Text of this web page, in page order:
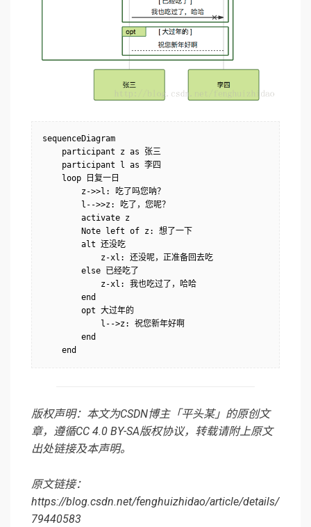
sequenceDiagram
    participant z as 张三
    participant l as 李四
    loop 日复一日
        z->>l: 吃了吗您呐？
        l-->>z: 吃了，您呢？
        activate z
        Note left of z: 想了一下
        alt 还没吃
            z-xl: 还没呢，正准备回去吃
        else 已经吃了
            z-xl: 我也吃过了，哈哈
        end
        opt 大过年的
            l-->z: 祝您新年好啊
        end
版权声明：本文为CSDN博主「平头某」的原创文
章，遵循CC 4.0 BY-SA版权协议，转载请附上原文
出处链接及本声明。
原文链接：
https://blog.csdn.net/fenghuizhidao/article/details/
79440583